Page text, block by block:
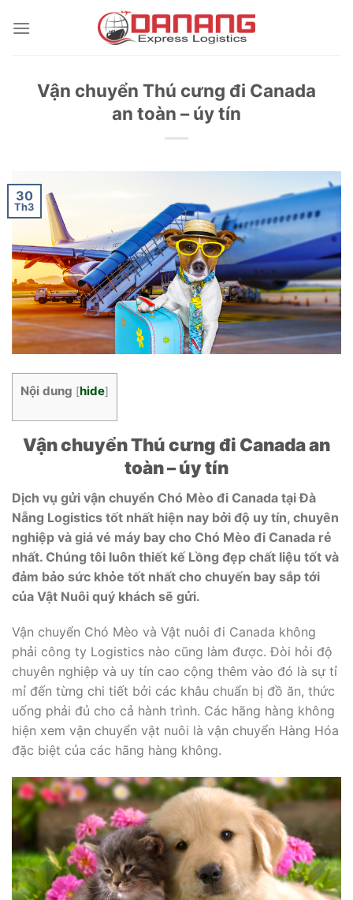
Vận chuyển Thú cưng đi Canada
an toàn – úy tín
30
Th3
Nội dung [hide]
Vận chuyển Thú cưng đi Canada an
toàn – úy tín
Dịch vụ gửi vận chuyển Chó Mèo đi Canada tại Đà
Nẵng Logistics tốt nhất hiện nay bởi độ uy tín, chuyên
nghiệp và giá vé máy bay cho Chó Mèo đi Canada rẻ
nhất. Chúng tôi luôn thiết kế Lồng đẹp chất liệu tốt và
đảm bảo sức khỏe tốt nhất cho chuyến bay sắp tới
của Vật Nuôi quý khách sẽ gửi.
Vận chuyển Chó Mèo và Vật nuôi đi Canada không
phải công ty Logistics nào cũng làm được. Đòi hỏi độ
chuyên nghiệp và uy tín cao cộng thêm vào đó là sự tỉ
mỉ đến từng chi tiết bởi các khâu chuẩn bị đồ ăn, thức
uống phải đủ cho cả hành trình. Các hãng hàng không
hiện xem vận chuyển vật nuôi là vận chuyển Hàng Hóa
đặc biệt của các hãng hàng không.